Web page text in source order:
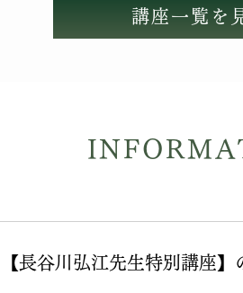
講座一覧を
【長谷川弘江先生特別講座】